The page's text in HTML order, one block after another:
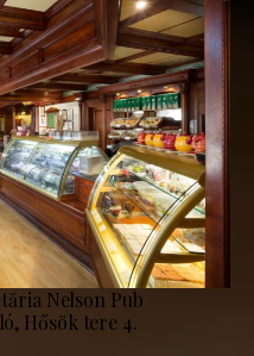
Nelson Pub
Hősök tere 4.